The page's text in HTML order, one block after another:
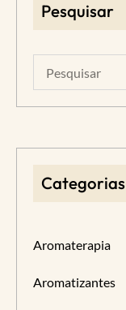
Pesquisar
Categorias
Aromaterapia
Aromatizantes